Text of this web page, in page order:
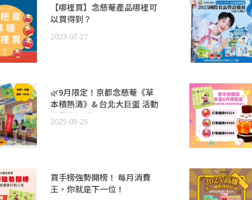
【哪裡買】念慈菴產品哪裡可
以買得到？
2023-07-27
🌿9月限定！京都念慈菴《草
本積熱清》& 台北大巨蛋 活動
花絮這裡看！
2025-09-25
買手榜強勢開榜！ 每月消費
王，你就是下一位！